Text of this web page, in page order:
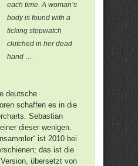
each time. A woman’s
body is found with a
ticking stopwatch
clutched in her dead
hand …
deutsche
schaffen es in die
Sebastian
dieser wenigen.
ist 2010 bei
das ist die
übersetzt von